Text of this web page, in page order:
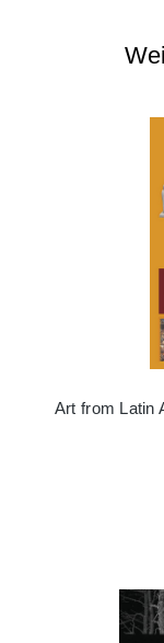
Art from Latin